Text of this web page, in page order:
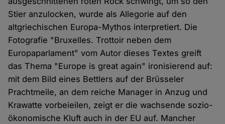
Stier anzulocken, wurde als Allegorie auf den
altgriechischen Europa-Mythos interpretiert. Die
Fotografie "Bruxelles. Trottoir neben dem
Europaparlament" vom Autor dieses Textes greift
das Thema "Europe is great again" ironisierend auf:
mit dem Bild eines Bettlers auf der Brüsseler
Prachtmeile, an dem reiche Manager in Anzug und
Krawatte vorbeieilen, zeigt er die wachsende sozio-
ökonomische Kluft auch in der EU auf. Mancher